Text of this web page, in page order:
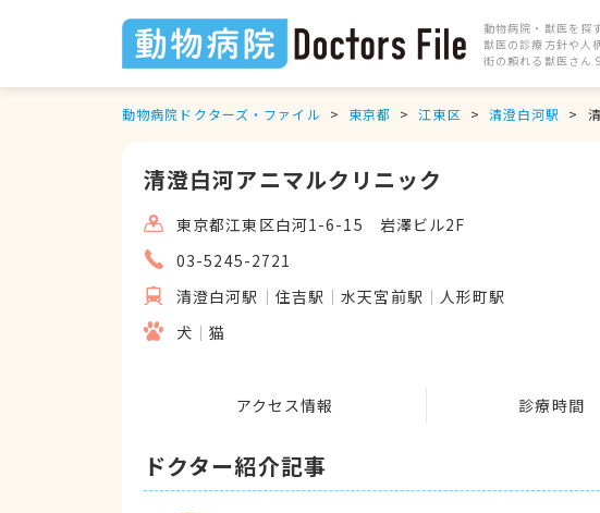
動物病院・獣医を探
獣医の診療方針や人
街の頼れる獣医さ
動物病院ドクターズ・ファイル 東京都 江東区 清澄白河駅
清澄白河アニマルクリニック
東京都江東区白河1-6-15 岩澤ビル2F
03-5245-2721
清澄白河駅
住吉駅 水天宮前駅
人形町駅
犬
猫
アクセス情報 診療時間
ドクター紹介記事